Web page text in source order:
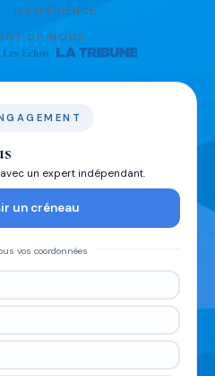
D'EXPÉRIENCE
DE NOUS
un expert indépendant.
un créneau
vos coordonnées